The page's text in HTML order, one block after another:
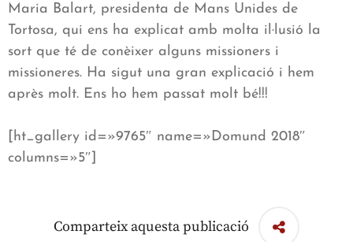
Maria Balart, presidenta de Mans Unides de
Tortosa, qui ens ha explicat amb molta il·lusió la
sort que té de conèixer alguns missioners i
missioneres. Ha sigut una gran explicació i hem
après molt. Ens ho hem passat molt bé!!!
[ht_gallery id=»9765″ name=»Domund 2018″
columns=»5″]
Comparteix aquesta publicació